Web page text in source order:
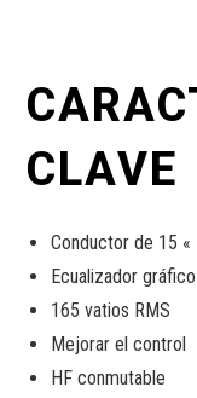
CLAVE
Conductor de 15 «
Ecualizador
165 vatios RMS
Mejorar el control
HF conmutable